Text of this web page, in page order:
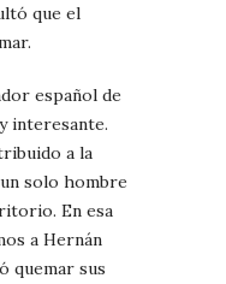
que el
español de
interesante.
a la
solo hombre
En esa
a Hernán
quemar sus